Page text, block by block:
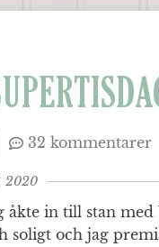
32 kommentarer
2020
åkte in till stan
soligt och jag